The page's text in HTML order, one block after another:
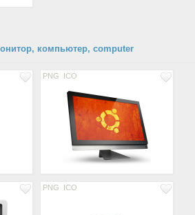
компьютер, computer
PNG ICO
PNG ICO